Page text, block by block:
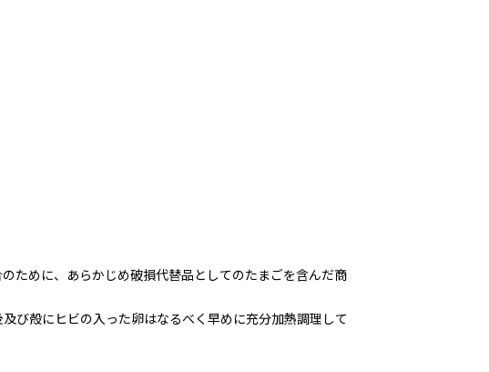
ために、あらかじめ破損代替品としてのたまごを含んだ商
び殻にヒビの入った卵はなるべく早めに充分加熱調理して